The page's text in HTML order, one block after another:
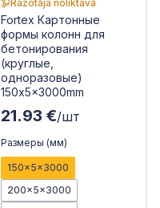
Ražotāja noliktavā
Fortex Картонные
формы колонн для
бетонирования
(круглые,
одноразовые)
150x5x3000mm
21.93 €/шт
Размеры (мм)
150x5x3000
200x5x3000